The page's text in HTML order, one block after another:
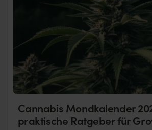
Cannabis Mondkalender
praktische Ratgeber für